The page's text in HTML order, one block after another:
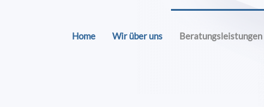
Home Wir über uns Beratungsleistungen